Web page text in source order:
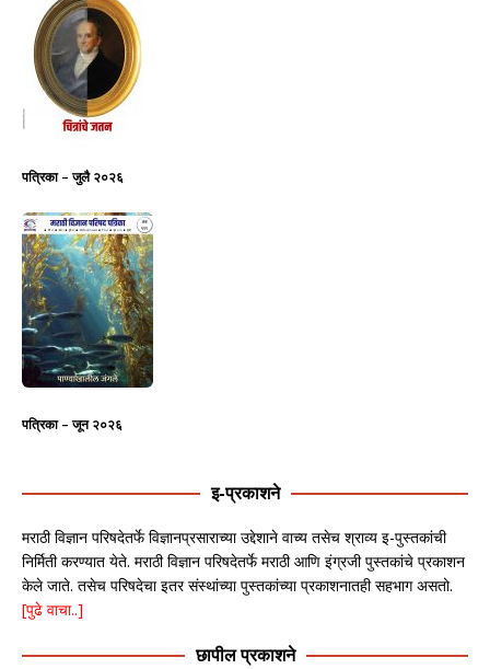
पत्रिका – जुलै २०२६
पत्रिका – जून २०२६
इ-प्रकाशने
मराठी विज्ञान परिषदेतर्फे विज्ञानप्रसाराच्या उद्देशाने वाच्य तसेच श्राव्य इ-पुस्तकांची
निर्मिती करण्यात येते. मराठी विज्ञान परिषदेतर्फे मराठी आणि इंग्रजी पुस्तकांचे प्रकाशन
केले जाते. तसेच परिषदेचा इतर संस्थांच्या पुस्तकांच्या प्रकाशनातही सहभाग असतो.
[पुढे वाचा..]
छापील प्रकाशने